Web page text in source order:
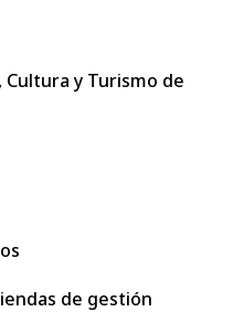
y Turismo de
de gestión